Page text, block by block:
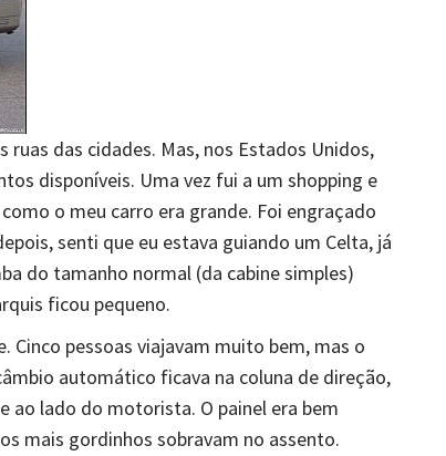
ruas das cidades. Mas, nos Estados Unidos,
disponíveis. Uma vez fui a um shopping e
o meu carro era grande. Foi engraçado
senti que eu estava guiando um Celta, já
do tamanho normal (da cabine simples)
ficou pequeno.
pessoas viajavam muito bem, mas o
automático ficava na coluna de direção,
ao lado do motorista. O painel era bem
mais gordinhos sobravam no assento.